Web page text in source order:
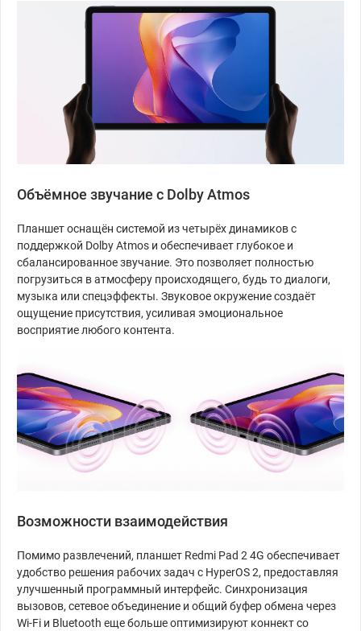
Объёмное звучание с Dolby Atmos
Планшет оснащён системой из четырёх динамиков с
поддержкой Dolby Atmos и обеспечивает глубокое и
сбалансированное звучание. Это позволяет полностью
погрузиться в атмосферу происходящего, будь то диалоги,
музыка или спецэффекты. Звуковое окружение создаёт
ощущение присутствия, усиливая эмоциональное
восприятие любого контента.
Возможности взаимодействия
Помимо развлечений, планшет Redmi Pad 2 4G обеспечивает
удобство решения рабочих задач с HyperOS 2, предоставляя
улучшенный программный интерфейс. Синхронизация
вызовов, сетевое объединение и общий буфер обмена через
Wi-Fi и Bluetooth еще больше оптимизируют коннект со